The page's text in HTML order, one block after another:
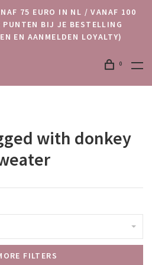
75 EURO IN NL / VANAF 100
PUNTEN BIJ JE BESTELLING
EN AANMELDEN LOYALTY)
0
with donkey
FILTERS